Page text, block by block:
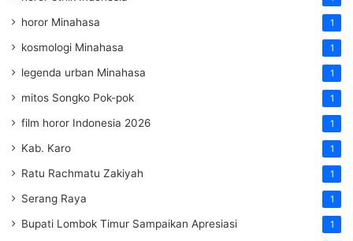
horor Minahasa 1
kosmologi Minahasa 1
legenda urban Minahasa 1
mitos Songko Pok-pok 1
film horor Indonesia 2026 1
Kab. Karo 1
Ratu Rachmatu Zakiyah 1
Serang Raya 1
Bupati Lombok Timur Sampaikan Apresiasi 1